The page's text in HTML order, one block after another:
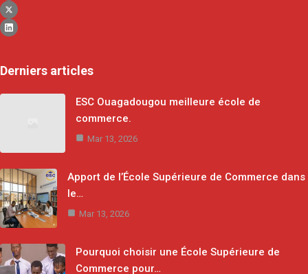
Derniers articles
ESC Ouagadougou meilleure école de
commerce.
Mar 13, 2026
Apport de l’École Supérieure de Commerce dans
le…
Mar 13, 2026
Pourquoi choisir une École Supérieure de
Commerce pour…